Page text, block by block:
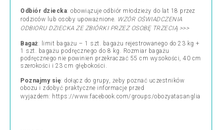
Odbiór dziecka: obowiązuje odbiór młodzieży do lat 18 przez
rodziców lub osoby upoważnione. WZÓR OŚWIADCZENIA
ODBIORU DZIECKA ZE ZBIÓRKI PRZEZ OSOBĘ TRZECIĄ >>>
Bagaż: limit bagażu – 1 szt. bagażu rejestrowanego do 23 kg +
1 szt. bagażu podręcznego do 8 kg. Rozmiar bagażu
podręcznego nie powinien przekraczać 55 cm wysokości, 40 cm
szerokości i 23 cm głębokości.
Poznajmy się: dołącz do grupy, żeby poznać uczestników
obozu i zdobyć praktyczne informacje przed
wyjazdem: https://www.facebook.com/groups/obozyatasanglia